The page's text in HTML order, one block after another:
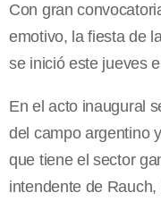
Con gran
emotivo, la fiesta de
se inició este jueves
En el acto inaugural
del campo argentino
que tiene el sector
intendente de